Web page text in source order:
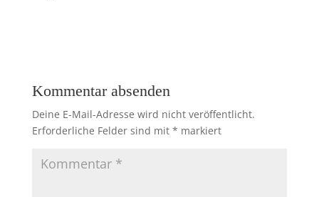
Kommentar absenden
Deine E-Mail-Adresse wird nicht veröffentlicht.
Erforderliche Felder sind mit * markiert